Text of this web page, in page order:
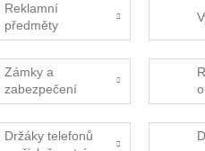
Reklamní
předměty
Zámky a
zabezpečení
Držáky telefonů